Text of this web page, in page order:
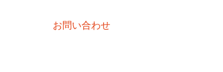
お問い合わせ